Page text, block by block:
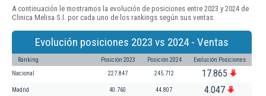
A continuación le mostramos la evolución de posiciones entre 2023 y 2024 de
Clinica Melisa S.l. por cada uno de los rankings según sus ventas:
Evolución posiciones 2023 vs 2024 - Ventas
Ranking Posición 2023 Posición 2024 Evolución Posiciones
Nacional 227.847 245.712 17.865
Madrid 40.760 44.807 4.047